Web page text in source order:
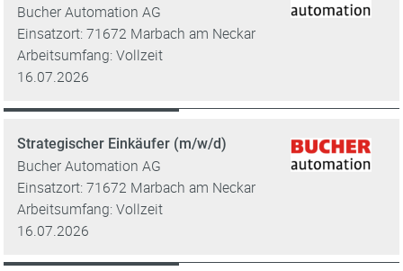
Bucher Automation AG
Einsatzort: 71672 Marbach am Neckar
Arbeitsumfang: Vollzeit
16.07.2026
Strategischer Einkäufer (m/w/d)
Bucher Automation AG
Einsatzort: 71672 Marbach am Neckar
Arbeitsumfang: Vollzeit
16.07.2026